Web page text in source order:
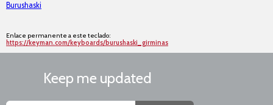
Burushaski
Enlace permanente a este teclado:
https://keyman.com/keyboards/burushaski_girminas
Keep me updated